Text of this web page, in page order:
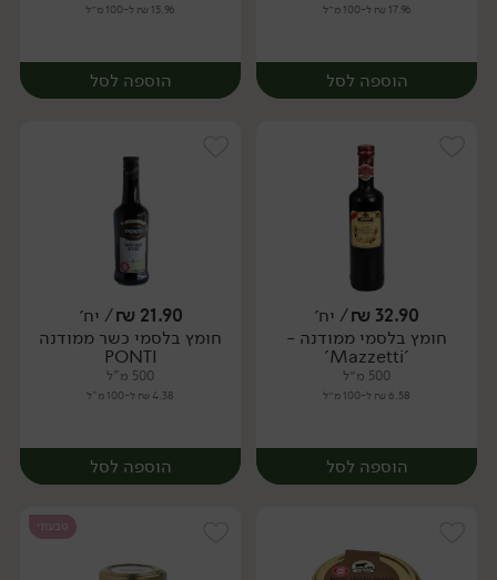
17.96 ₪ ל-100 מ״ל
הוספה לסל
יח׳
15.96 ₪ ל-100 מ״ל
הוספה לסל
יח׳
32.90
₪/ יח׳
חומץ בלסמי ממודנה -
'Mazzetti'
500 מ״ל
6.58 ₪ ל-100 מ״ל
הוספה לסל
21.90
₪/ יח׳
חומץ בלסמי כשר ממודנה
PONTI
500 מ"ל
4.38 ₪ ל-100 מ"ל
הוספה לסל
טבעוני